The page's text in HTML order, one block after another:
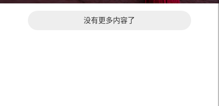
没有更多内容了